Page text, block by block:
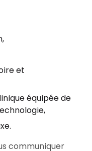
et
équipée de
communiquer